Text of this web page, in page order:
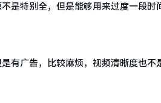
是特别全，但是能够用来过度一段
有广告，比较麻烦，视频清晰度也不